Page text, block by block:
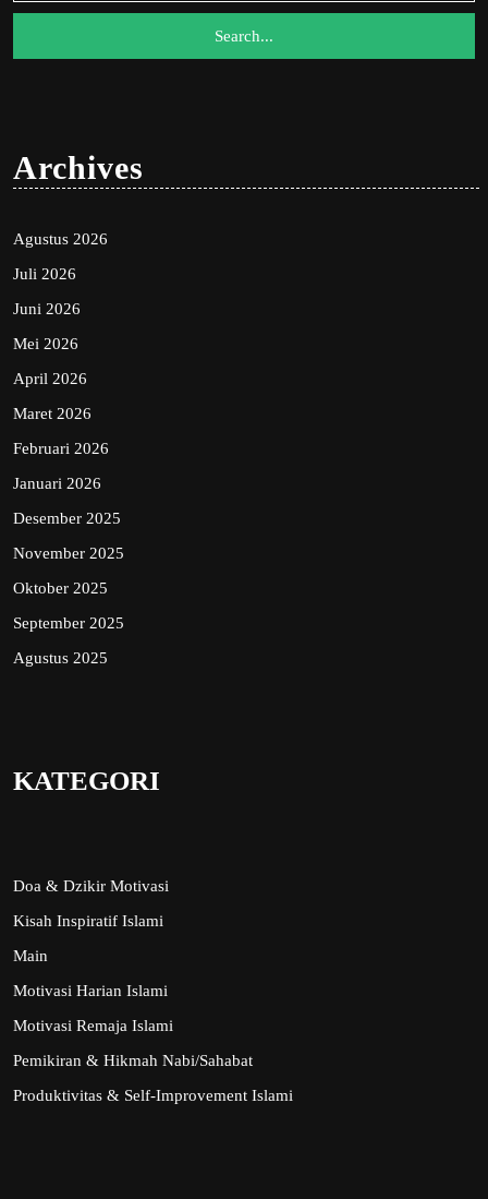
Archives
Agustus 2026
Juli 2026
Juni 2026
Mei 2026
April 2026
Maret 2026
Februari 2026
Januari 2026
Desember 2025
November 2025
Oktober 2025
September 2025
Agustus 2025
KATEGORI
Doa & Dzikir Motivasi
Kisah Inspiratif Islami
Main
Motivasi Harian Islami
Motivasi Remaja Islami
Pemikiran & Hikmah Nabi/Sahabat
Produktivitas & Self-Improvement Islami